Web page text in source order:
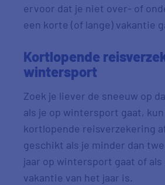
ervoor dat je niet over- of
een korte (of lange) vakantie
Kortlopende
wintersport
Zoek je liever de sneeuw op
als je op wintersport gaat, kun
kortlopende reisverzekering
geschikt als je minder dan
jaar op wintersport gaat of als
vakantie van het jaar is.